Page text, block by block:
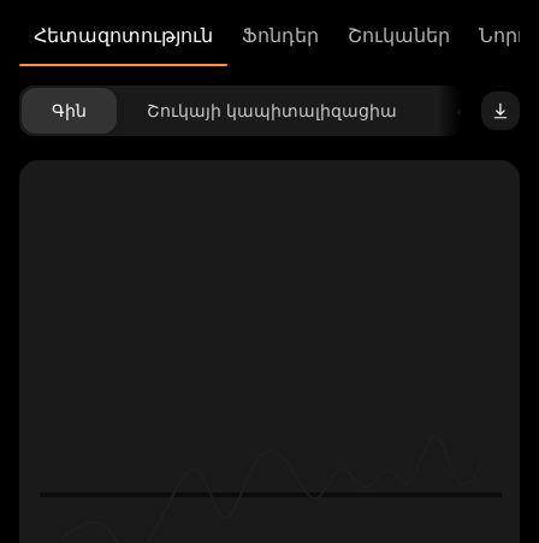
Հետազոտություն Ֆոնդեր Շուկաներ
Գին Շուկայի կապիտալիզացիա